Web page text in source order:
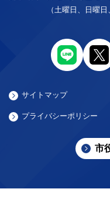
（土曜日、日曜
サイトマップ
プライバシーポリシー
市